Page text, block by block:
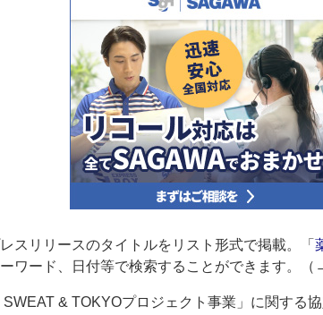
スリリースのタイトルをリスト形式で掲載。「
ワード、日付等で検索することができます。（
SWEAT & TOKYOプロジェクト事業」に関する